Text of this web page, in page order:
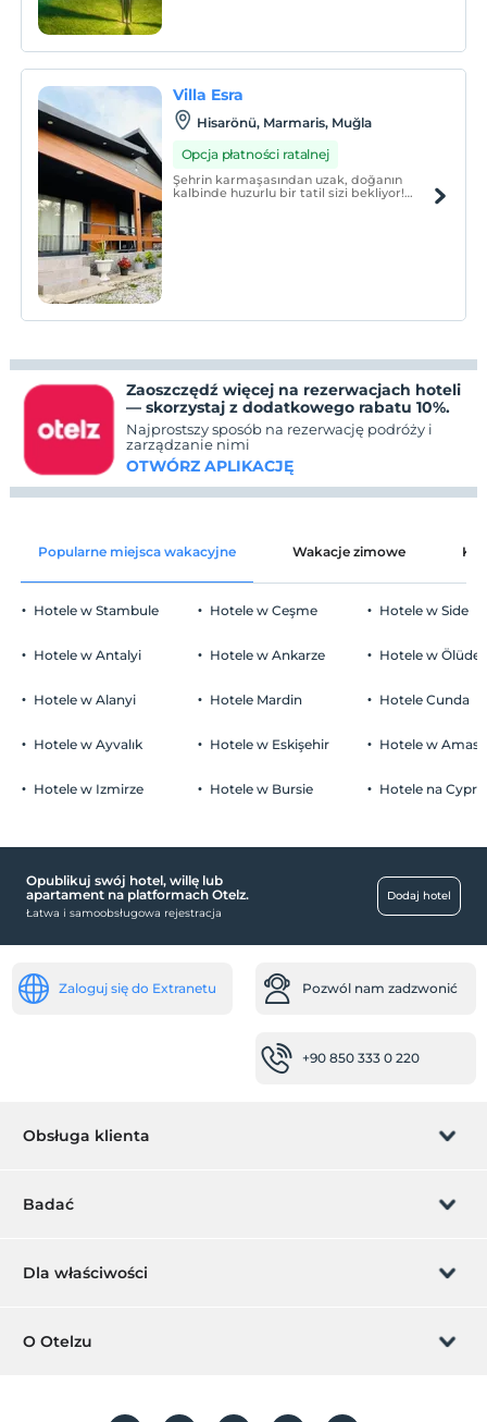
Villa Esra
Hisarönü, Marmaris, Muğla
Opcja płatności ratalnej
Şehrin karmaşasından uzak, doğanın
kalbinde huzurlu bir tatil sizi bekliyor!
Zaoszczędź więcej na rezerwacjach hoteli
— skorzystaj z dodatkowego rabatu 10%.
Najprostszy sposób na rezerwację podróży i
zarządzanie nimi
OTWÓRZ APLIKACJĘ
Popularne miejsca wakacyjne Wakacje zimowe
Hotele w Stambule
Hotele w Antalyi
Hotele w Alanyi
Hotele w Ayvalık
Hotele w Izmirze
Hotele w Ceşme
Hotele w Ankarze
Hotele Mardin
Hotele w Eskişehir
Hotele w Bursie
Hotele w Side
Hotele w
Hotele Cunda
Hotele w
Hotele na
Opublikuj swój hotel, willę lub
apartament na platformach Otelz.
Łatwa i samoobsługowa rejestracja
Dodaj hotel
Zaloguj się do Extranetu Pozwól nam zadzwonić
+90 850 333 0 220
Obsługa klienta
Zarządzanie rezerwacją
Badać
Karta podarunkowa
Dla właściwości
Dodaj swój hotel
O Otelzu